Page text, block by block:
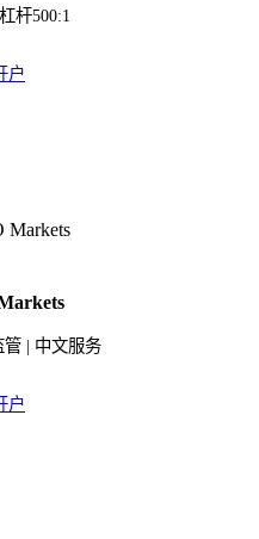
杆500:1
户
管 | 中文服务
户